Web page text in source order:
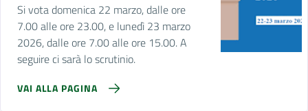
Si vota domenica 22 marzo, dalle ore
7.00 alle ore 23.00, e lunedì 23 marzo
2026, dalle ore 7.00 alle ore 15.00. A
seguire ci sarà lo scrutinio.
VAI ALLA PAGINA